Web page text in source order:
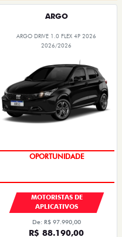
ARGO
ARGO DRIVE 1.0 FLEX 4P 2026
2026/2026
OPORTUNIDADE
MOTORISTAS DE
APLICATIVOS
De: R$ 97.990,00
R$ 88.190,00